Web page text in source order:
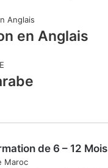
en Anglais
de 6 – 12 Mois